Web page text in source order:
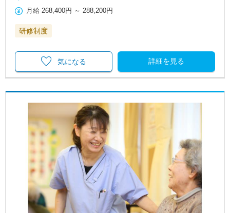
月給 268,400円 ～288,200円
研修制度
詳細を見る
気になる